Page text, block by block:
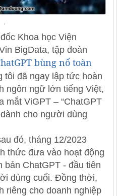
.
Khoa học Viện
BigData, tập đoàn
bùng nổ toàn
tôi đã ngay lập tức hoàn
ngôn ngữ lớn tiếng Việt,
mắt ViGPT – “ChatGPT
cho người dùng
đó, tháng 12/2023
thức đưa vào hoạt động
bản ChatGPT - đầu tiên
dùng cuối. Đồng thời,
riêng cho doanh nghiệp